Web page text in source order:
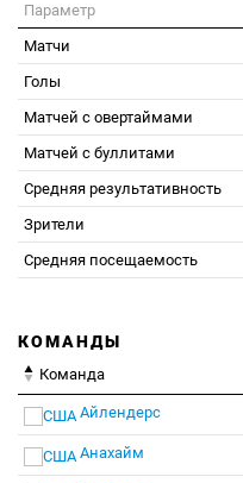
Параметр
Матчи
Голы
Матчей с овертаймами
Матчей с буллитами
Средняя результативность
Зрители
Средняя посещаемость
КОМАНДЫ
Команда
Айлендерс
Анахайм